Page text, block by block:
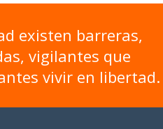
existen barreras,
vigilantes que
vivir en libertad.